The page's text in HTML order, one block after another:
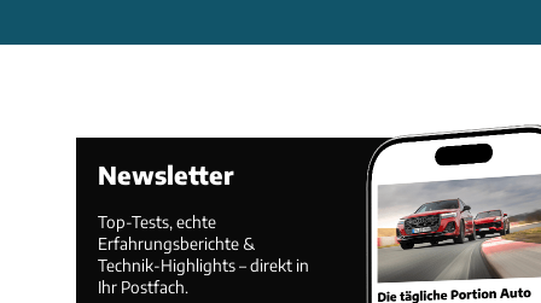
Newsletter
Top-Tests, echte
Erfahrungsberichte &
Technik-Highlights – direkt in
Ihr Postfach.